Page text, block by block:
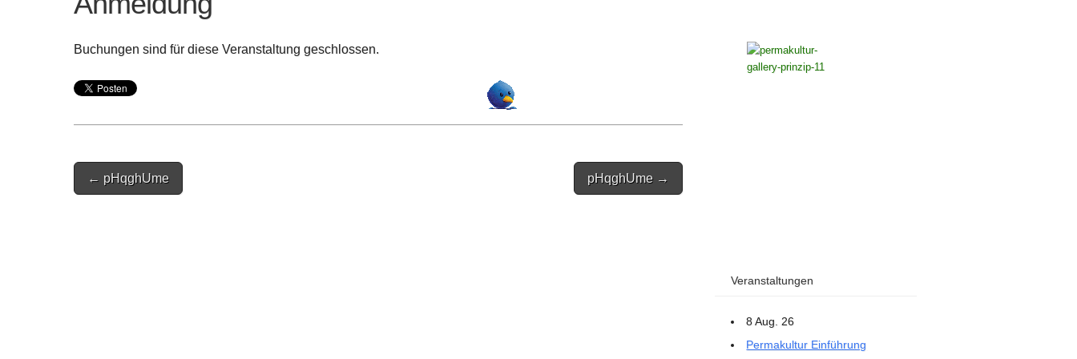
Buchungen sind für diese Veranstaltung geschlossen.
Post
navigation
← pHqghUme pHqghUme →
Veranstaltungen
8 Aug. 26
Permakultur Einführung